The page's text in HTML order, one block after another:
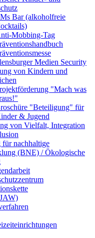
Bar (alkoholfreie
Mobbing-Tag
Medien Security
von Kindern und
"Mach was
"Beteiligung" für
& Jugend
von Vielfalt, Integration
nachhaltige
(BNE) / Ökologische